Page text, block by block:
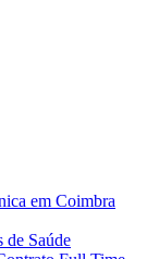
em Coimbra
de Saúde